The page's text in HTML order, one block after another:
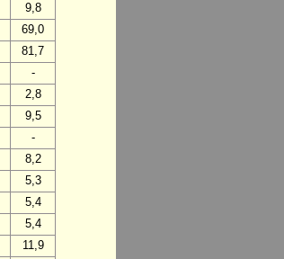
9,8
69,0
81,7
-
2,8
9,5
-
8,2
5,3
5,4
5,4
11,9